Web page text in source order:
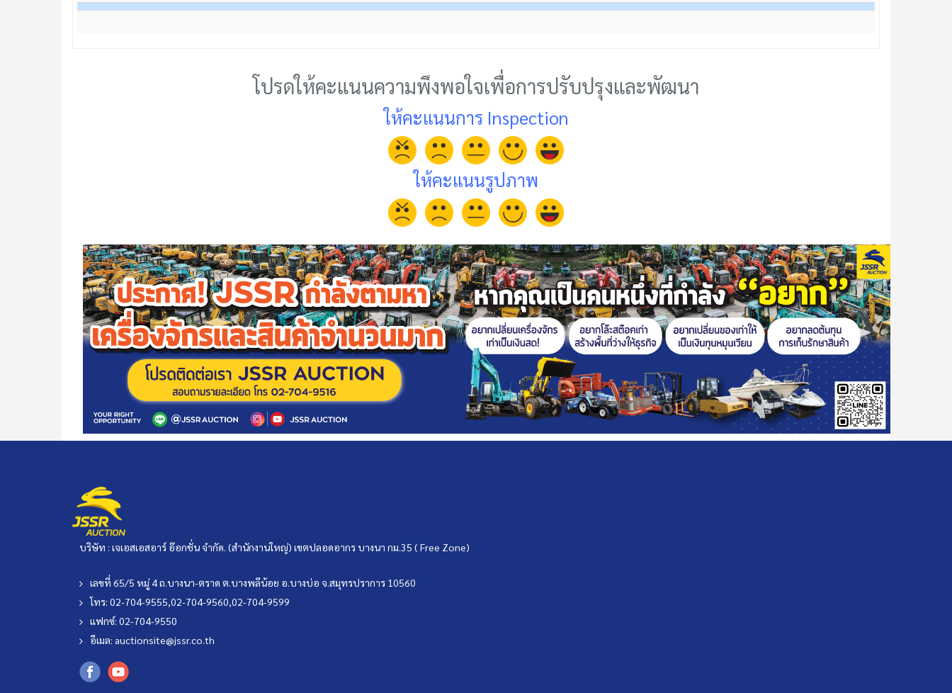
โปรดให้คะแนนความพึงพอใจเพื่อการปรับปรุงและพัฒนา
ให้คะแนนการ Inspection
ให้คะแนนรูปภาพ
บริษัท : เจเอสเอสอาร์ อ๊อกชั่น จำกัด. (สำนักงานใหญ่) เขตปลอดอากร บางนา กม.35 ( Free Zone)
เลขที่ 65/5 หมู่ 4 ถ.บางนา-ตราด ต.บางพลีน้อย อ.บางบ่อ จ.สมุทรปราการ 10560
โทร: 02-704-9555,02-704-9560,02-704-9599
แฟกซ์: 02-704-9550
อีเมล: auctionsite@jssr.co.th